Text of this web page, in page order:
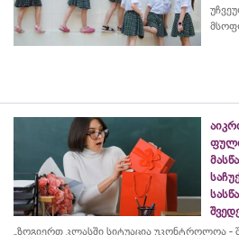
„ზოგიერთ კლასში სიტუაცია უკონტროლოა -